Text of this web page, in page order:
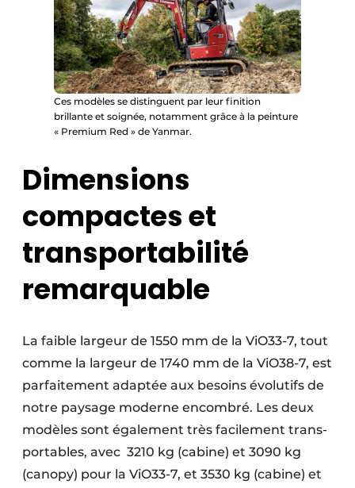
Ces modèles se distinguent par leur finition
brillante et soignée, notamment grâce à la peinture
« Premium Red » de Yanmar.
Dimensions
compactes et
transportabilité
remarquable
La faible largeur de 1550 mm de la ViO33-7, tout
comme la largeur de 1740 mm de la ViO38-7, est
parfaitement adaptée aux besoins évolutifs de
notre paysage moderne encombré. Les deux
modèles sont également très facilement trans­
portables, avec 3210 kg (cabine) et 3090 kg
(canopy) pour la ViO33-7, et 3530 kg (cabine) et